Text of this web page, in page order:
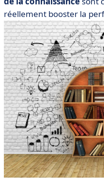
réellement booster la